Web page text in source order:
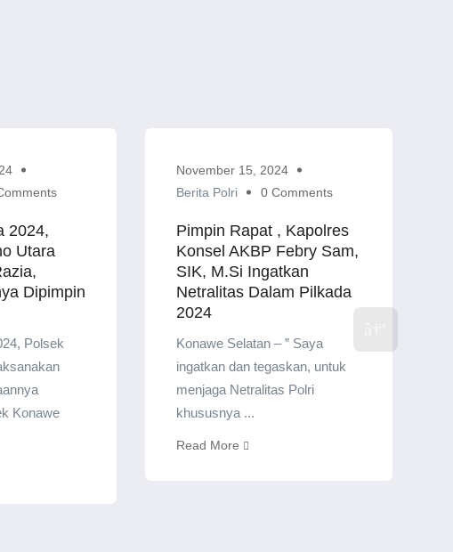
2024,
Utara
Dipimpin
Polsek
Konawe
November 15, 2024
Berita Polri
0 Comments
Pimpin Rapat , Kapolres
Konsel AKBP Febry Sam,
SIK, M.Si Ingatkan
Netralitas Dalam Pilkada
2024
Konawe Selatan – ” Saya
ingatkan dan tegaskan, untuk
menjaga Netralitas Polri
khususnya ...
Read More